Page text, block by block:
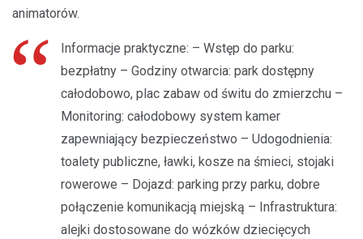
animatorów.
Informacje praktyczne: – Wstęp do parku:
bezpłatny – Godziny otwarcia: park dostępny
całodobowo, plac zabaw od świtu do zmierzchu –
Monitoring: całodobowy system kamer
zapewniający bezpieczeństwo – Udogodnienia:
toalety publiczne, ławki, kosze na śmieci, stojaki
rowerowe – Dojazd: parking przy parku, dobre
połączenie komunikacją miejską – Infrastruktura:
alejki dostosowane do wózków dziecięcych